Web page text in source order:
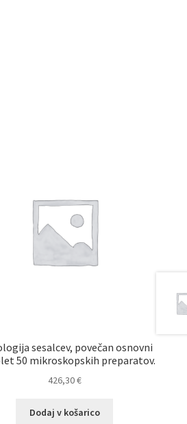
sesalcev, povečan osnovni
50 mikroskopskih preparatov.
426,30€
Dodaj v košarico